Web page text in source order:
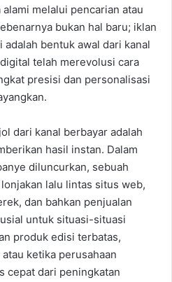
melalui pencarian atau
bukan hal baru; iklan
bentuk awal dari kanal
telah merevolusi cara
presisi dan personalisasi
dari kanal berbayar adalah
hasil instan. Dalam
diluncurkan, sebuah
lalu lintas situs web,
dan bahkan penjualan
untuk situasi-situasi
produk edisi terbatas,
ketika perusahaan
cepat dari peningkatan